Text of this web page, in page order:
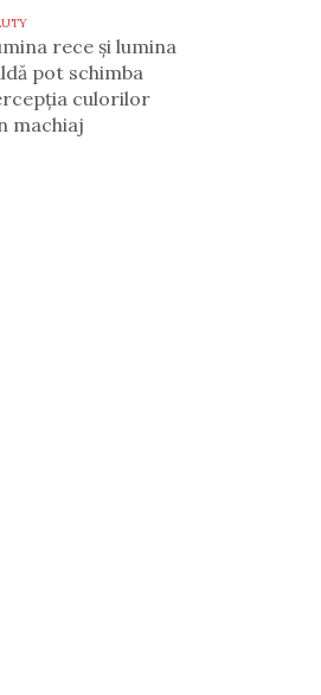
rece și lumina
pot schimba
culorilor
machiaj